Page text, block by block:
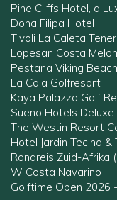
Pine Cliffs Hotel, a
Dona Filipa Hotel
Tivoli La Caleta
Lopesan Costa
Pestana Viking
La Cala Golfresort
Kaya Palazzo Golf
Sueno Hotels Deluxe
The Westin Resort
Hotel Jardin Tecina &
Rondreis Zuid-Afrika
W Costa Navarino
Golftime Open 2026